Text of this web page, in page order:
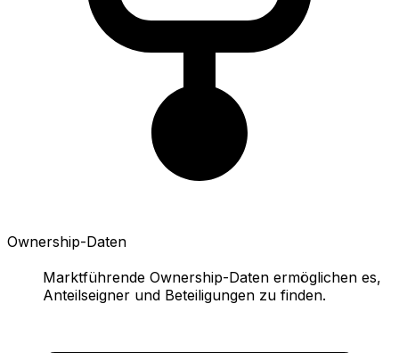
Ownership-Daten
Marktführende Ownership-Daten ermöglichen es,
Anteilseigner und Beteiligungen zu finden.